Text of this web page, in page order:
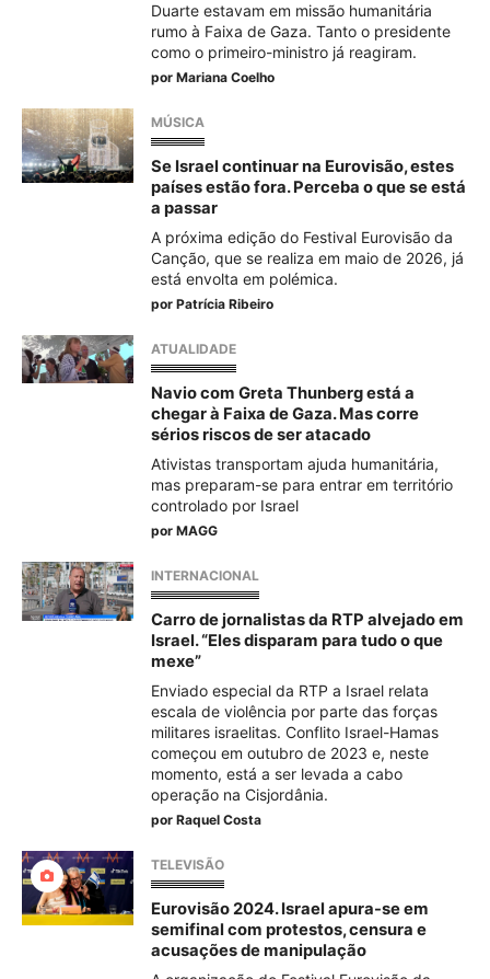
Duarte estavam em missão humanitária
rumo à Faixa de Gaza. Tanto o presidente
como o primeiro-ministro já reagiram.
por Mariana Coelho
MÚSICA
Se Israel continuar na Eurovisão, estes
países estão fora. Perceba o que se está
a passar
A próxima edição do Festival Eurovisão da
Canção, que se realiza em maio de 2026, já
está envolta em polémica.
por Patrícia Ribeiro
ATUALIDADE
Navio com Greta Thunberg está a
chegar à Faixa de Gaza. Mas corre
sérios riscos de ser atacado
Ativistas transportam ajuda humanitária,
mas preparam-se para entrar em território
controlado por Israel
por MAGG
INTERNACIONAL
Carro de jornalistas da RTP alvejado em
Israel. “Eles disparam para tudo o que
mexe”
Enviado especial da RTP a Israel relata
escala de violência por parte das forças
militares israelitas. Conflito Israel-Hamas
começou em outubro de 2023 e, neste
momento, está a ser levada a cabo
operação na Cisjordânia.
por Raquel Costa
TELEVISÃO
Eurovisão 2024. Israel apura-se em
semifinal com protestos, censura e
acusações de manipulação